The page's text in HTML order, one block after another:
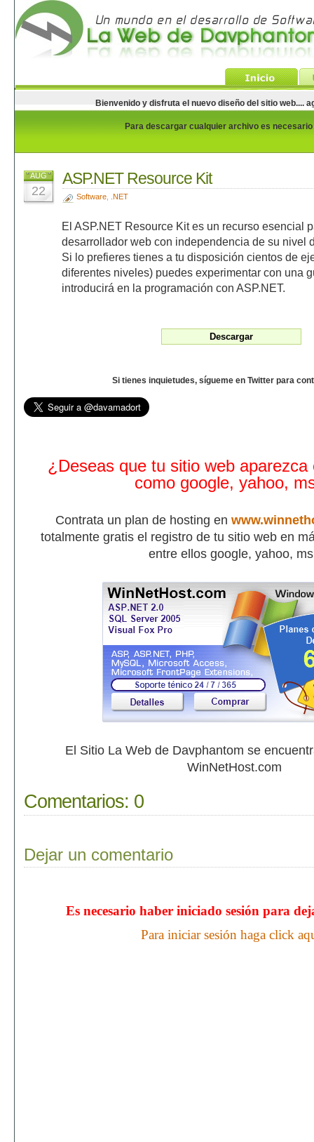
Bienvenido y disfruta el nuevo diseño del sitio web....
Para descargar cualquier archivo es
AUG
22
ASP.NET Resource Kit
Software, .NET
El ASP.NET Resource Kit es un recurso esencial
desarrollador web con independencia de su nivel
Si lo prefieres tienes a tu disposición cientos de
diferentes niveles) puedes experimentar con una
introducirá en la programación con ASP.NET.
Si tienes inquietudes, sígueme en Twitter para
¿Deseas que tu sitio web aparezca
como google, yahoo,
Contrata un plan de hosting en
totalmente gratis el registro de tu sitio web en
entre ellos google, yahoo,
El Sitio La Web de Davphantom se
WinNetHost.com
Comentarios: 0
Dejar un comentario
Es necesario haber iniciado sesión para
Para iniciar sesión haga click